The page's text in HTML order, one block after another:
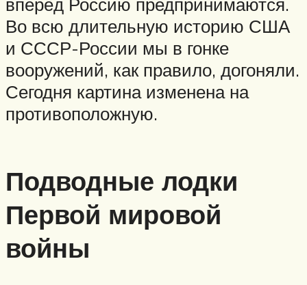
вперёд Россию предпринимаются.
Во всю длительную историю США
и СССР-России мы в гонке
вооружений, как правило, догоняли.
Сегодня картина изменена на
противоположную.
Подводные лодки
Первой мировой
войны